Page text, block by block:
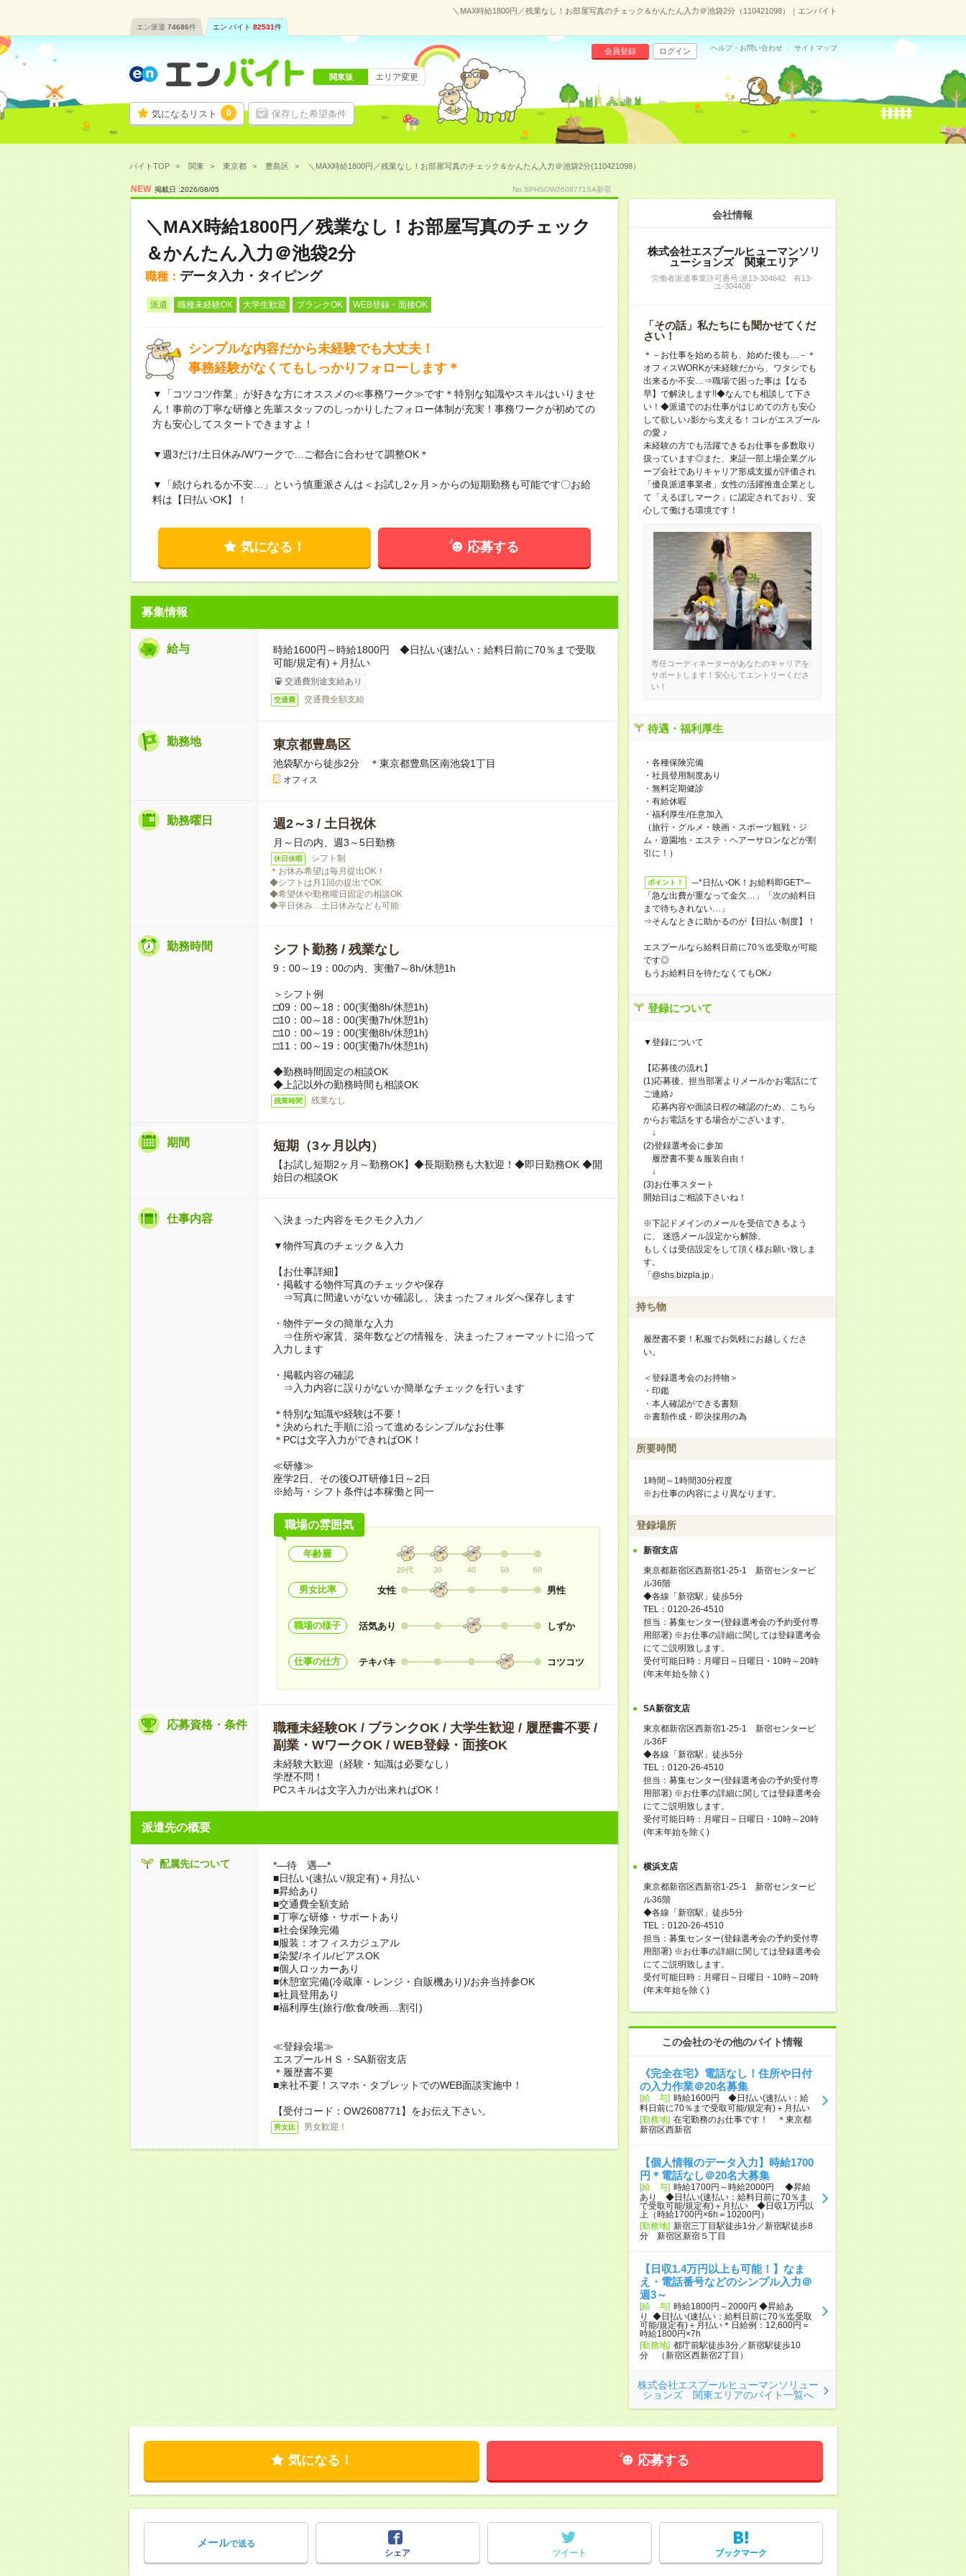
＼MAX時給1800円／残業なし！お部屋写真のチェック＆かんたん入力＠池袋2分（110421098）｜エンバイト
エン派遣 74686件 エン バイト 82531件
気になるリスト 0 保存した希望条件
会員登録 ログイン ヘルプ・お問い合わせ サイトマップ
関東版 エリア変更
バイトTOP 関東 東京都 豊島区 ＼MAX時給1800円／残業なし！お部屋写真のチェック＆かんたん入力＠池袋2分(110421098）
NEW 掲載日 :2026/08/05 No.SPHSOW2608771SA新宿
＼MAX時給1800円／残業なし！お部屋写真のチェック
＆かんたん入力＠池袋2分
職種： データ入力・タイピング
派遣 職種未経験OK 大学生歓迎 ブランクOK WEB登録・面接OK
シンプルな内容だから未経験でも大丈夫！
事務経験がなくてもしっかりフォローします＊
▼「コツコツ作業」が好きな方にオススメの≪事務ワーク≫です＊特別な知識やスキルはいりませ
ん！事前の丁寧な研修と先輩スタッフのしっかりしたフォロー体制が充実！事務ワークが初めての
方も安心してスタートできますよ！
▼週3だけ/土日休み/Wワークで…ご都合に合わせて調整OK＊
▼「続けられるか不安…」という慎重派さんは＜お試し2ヶ月＞からの短期勤務も可能です〇お給
料は【日払いOK】！
気になる！ 応募する
募集情報
給与
時給1600円～時給1800円 ◆日払い(速払い：給料日前に70％まで受取
可能/規定有)＋月払い
交通費別途支給あり
交通費 交通費全額支給
勤務地 東京都豊島区
池袋駅から徒歩2分 ＊東京都豊島区南池袋1丁目
オフィス
勤務曜日 週2～3 / 土日祝休
月～日の内、週3～5日勤務
休日休暇
シフト制
＊お休み希望は毎月提出OK！
◆シフトは月1回の提出でOK
◆希望休や勤務曜日固定の相談OK
◆平日休み…土日休みなども可能
勤務時間 シフト勤務 / 残業なし
9：00～19：00の内、実働7～8h/休憩1h
＞シフト例
□09：00～18：00(実働8h/休憩1h)
□10：00～18：00(実働7h/休憩1h)
□10：00～19：00(実働8h/休憩1h)
□11：00～19：00(実働7h/休憩1h)
◆勤務時間固定の相談OK
◆上記以外の勤務時間も相談OK
残業時間 残業なし
期間 短期（3ヶ月以内）
【お試し短期2ヶ月～勤務OK】◆長期勤務も大歓迎！◆即日勤務OK ◆開
始日の相談OK
仕事内容 ＼決まった内容をモクモク入力／
▼物件写真のチェック＆入力
【お仕事詳細】
・掲載する物件写真のチェックや保存
⇒写真に間違いがないか確認し、決まったフォルダへ保存します
・物件データの簡単な入力
⇒住所や家賃、築年数などの情報を、決まったフォーマットに沿って
入力します
・掲載内容の確認
⇒入力内容に誤りがないか簡単なチェックを行います
＊特別な知識や経験は不要！
＊決められた手順に沿って進めるシンプルなお仕事
＊PCは文字入力ができればOK！
≪研修≫
座学2日、その後OJT研修1日～2日
※給与・シフト条件は本稼働と同一
職場の雰囲気
年齢層
20代 30 40 50 60
男女比率 女性 男性
職場の様子 活気あり しずか
仕事の仕方 テキパキ コツコツ
応募資格・条件
職種未経験OK / ブランクOK / 大学生歓迎 / 履歴書不要 /
副業・WワークOK / WEB登録・面接OK
未経験大歓迎（経験・知識は必要なし）
学歴不問！
PCスキルは文字入力が出来ればOK！
派遣先の概要
配属先について
*―待 遇―*
■日払い(速払い/規定有)＋月払い
■昇給あり
■交通費全額支給
■丁寧な研修・サポートあり
■社会保険完備
■服装：オフィスカジュアル
■染髪/ネイル/ピアスOK
■個人ロッカーあり
■休憩室完備(冷蔵庫・レンジ・自販機あり)/お弁当持参OK
■社員登用あり
■福利厚生(旅行/飲食/映画…割引)
≪登録会場≫
エスプールＨＳ・SA新宿支店
＊履歴書不要
■来社不要！スマホ・タブレットでのWEB面談実施中！
【受付コード：OW2608771】をお伝え下さい。
男女比 男女歓迎！
会社情報
株式会社エスプールヒューマンソリ
ューションズ 関東エリア
労働者派遣事業許可番号:派13-304642 有13-
ユ-304408
「その話」私たちにも聞かせてくだ
さい！
＊－お仕事を始める前も、始めた後も…－＊
オフィスWORKが未経験だから、ワタシでも
出来るか不安…⇒職場で困った事は【なる
早】で解決します!!◆なんでも相談して下さ
い！◆派遣でのお仕事がはじめての方も安心
して欲しい♪影から支える！コレがエスプール
の愛 ♪
未経験の方でも活躍できるお仕事を多数取り
扱っています◎また、東証一部上場企業グル
ープ会社でありキャリア形成支援が評価され
「優良派遣事業者」女性の活躍推進企業とし
て「えるぼしマーク」に認定されており、安
心して働ける環境です！
専任コーディネーターがあなたのキャリアを
サポートします！安心してエントリーくださ
い！
待遇・福利厚生
・各種保険完備
・社員登用制度あり
・無料定期健診
・有給休暇
・福利厚生/任意加入
（旅行・グルメ・映画・スポーツ観戦・ジ
ム・遊園地・エステ・ヘアーサロンなどが割
引に！）
ポイント！
─*日払いOK！お給料即GET*─
「急な出費が重なって金欠…」「次の給料日
まで待ちきれない…」
⇒そんなときに助かるのが【日払い制度】！
エスプールなら給料日前に70％迄受取が可能
です◎
もうお給料日を待たなくてもOK♪
登録について
▼登録について
【応募後の流れ】
(1)応募後、担当部署よりメールかお電話にて
ご連絡♪
応募内容や面談日程の確認のため、こちら
からお電話をする場合がございます。
↓
(2)登録選考会に参加
履歴書不要＆服装自由！
↓
(3)お仕事スタート
開始日はご相談下さいね！
※下記ドメインのメールを受信できるよう
に、 迷惑メール設定から解除、
もしくは受信設定をして頂く様お願い致しま
す。
「@shs.bizpla.jp」
持ち物
履歴書不要！私服でお気軽にお越しくださ
い。
＜登録選考会のお持物＞
・印鑑
・本人確認ができる書類
※書類作成・即決採用の為
所要時間
1時間～1時間30分程度
※お仕事の内容により異なります。
登録場所
新宿支店
東京都新宿区西新宿1-25-1 新宿センタービ
ル36階
◆各線「新宿駅」徒歩5分
TEL：0120-26-4510
担当：募集センター(登録選考会の予約受付専
用部署) ※お仕事の詳細に関しては登録選考会
にてご説明致します。
受付可能日時：月曜日～日曜日・10時～20時
(年末年始を除く)
SA新宿支店
東京都新宿区西新宿1-25-1 新宿センタービ
ル36F
◆各線「新宿駅」徒歩5分
TEL：0120-26-4510
担当：募集センター(登録選考会の予約受付専
用部署) ※お仕事の詳細に関しては登録選考会
にてご説明致します。
受付可能日時：月曜日～日曜日・10時～20時
(年末年始を除く)
横浜支店
東京都新宿区西新宿1-25-1 新宿センタービ
ル36階
◆各線「新宿駅」徒歩5分
TEL：0120-26-4510
担当：募集センター(登録選考会の予約受付専
用部署) ※お仕事の詳細に関しては登録選考会
にてご説明致します。
受付可能日時：月曜日～日曜日・10時～20時
(年末年始を除く)
この会社のその他のバイト情報
《完全在宅》電話なし！住所や日付
の入力作業＠20名募集
[給 与] 時給1600円 ◆日払い(速払い：給
料日前に70％まで受取可能/規定有)＋月払い
[勤務地] 在宅勤務のお仕事です！ ＊東京都
新宿区西新宿
【個人情報のデータ入力】時給1700
円＊電話なし＠20名大募集
[給 与] 時給1700円～時給2000円 ◆昇給
あり ◆日払い(速払い：給料日前に70％ま
で受取可能/規定有)＋月払い ◆日収1万円以
上（時給1700円×6h＝10200円）
[勤務地] 新宿三丁目駅徒歩1分／新宿駅徒歩8
分 新宿区新宿５丁目
【日収1.4万円以上も可能！】なま
え・電話番号などのシンプル入力＠
週3～
[給 与] 時給1800円～2000円 ◆昇給あ
り ◆日払い(速払い：給料日前に70％迄受取
可能/規定有)＋月払い＊日給例：12,600円＝
時給1800円×7h
[勤務地] 都庁前駅徒歩3分／新宿駅徒歩10
分 （新宿区西新宿2丁目）
株式会社エスプールヒューマンソリュー
ションズ 関東エリアのバイト一覧へ
気になる！ 応募する
メールで送る
シェア
ツイート ブックマーク